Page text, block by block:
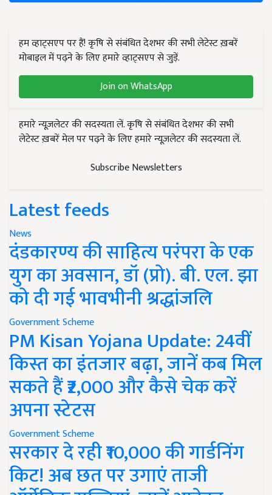
हम व्हाट्सएप पर हैं! कृषि से संबंधित देशभर की सभी लेटेस्ट ख़बरें
मोबाइल में पढ़ने के लिए हमारे व्हाट्सएप से जुड़ें.
Join on WhatsApp
हमारे न्यूज़लेटर की सदस्यता लें. कृषि से संबंधित देशभर की सभी
लेटेस्ट ख़बरें मेल पर पढ़ने के लिए हमारे न्यूज़लेटर की सदस्यता लें.
Subscribe Newsletters
Latest feeds
News
दंडकारण्य की साहित्य परंपरा के एक
युग का अवसान, डॉ (प्रो). बी. एल. झा
को दी गई भावभीनी श्रद्धांजलि
Government Scheme
PM Kisan Yojana Update: 24वीं
किस्त का इंतजार बढ़ा, जानें कब मिल
सकते हैं ₹2,000 और कैसे चेक करें
अपना स्टेटस
Government Scheme
सरकार दे रही ₹10,000 की गार्डनिंग
किट! अब छत पर उगाएं ताजी